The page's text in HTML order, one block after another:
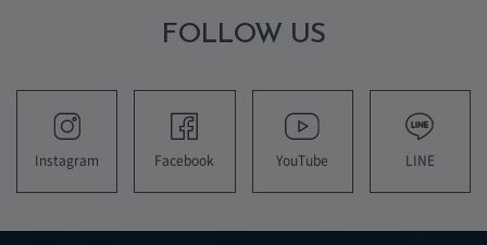
FOLLOW US
Instagram Facebook YouTube LINE